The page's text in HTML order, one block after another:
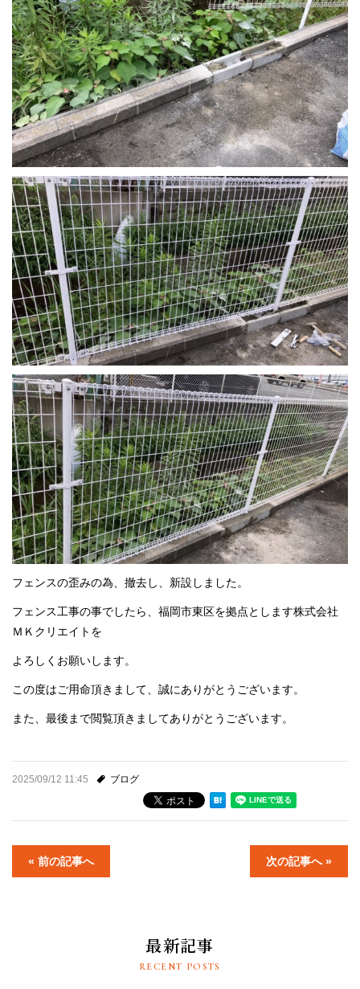
フェンスの歪みの為、撤去し、新設しました。
フェンス工事の事でしたら、福岡市東区を拠点とします株式会社
ＭＫクリエイトを
よろしくお願いします。
この度はご用命頂きまして、誠にありがとうございます。
また、最後まで閲覧頂きましてありがとうございます。
2025/09/12 11:45 ブログ
« 前の記事へ 次の記事へ »
最新記事
RECENT POSTS